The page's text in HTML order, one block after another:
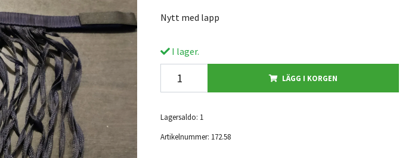
Nytt med lapp
I lager.
LÄGG I KORGEN
Lagersaldo: 1
Artikelnummer: 172.58